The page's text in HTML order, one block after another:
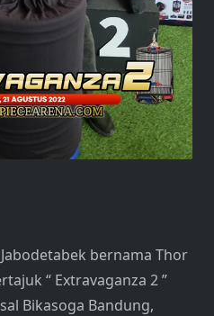
bernama Thor
“ Extravaganza 2 ”
Bikasoga Bandung,